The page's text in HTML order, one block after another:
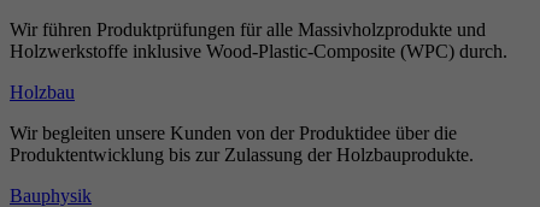
Wir führen Produktprüfungen für alle Massivholzprodukte und
Holzwerkstoffe inklusive Wood-Plastic-Composite (WPC) durch.
Holzbau
Wir begleiten unsere Kunden von der Produktidee über die
Produktentwicklung bis zur Zulassung der Holzbauprodukte.
Bauphysik